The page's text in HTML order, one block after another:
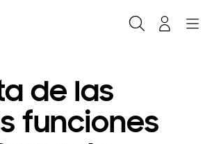
de las
funciones